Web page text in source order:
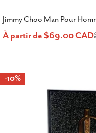
Jimmy Choo Man Pour
Prix
vente
À partir de $69.00 CAD
Prix
-10%